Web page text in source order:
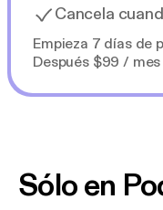
Cancela
Empieza 7 días de
Después $99 / mes
Sólo en